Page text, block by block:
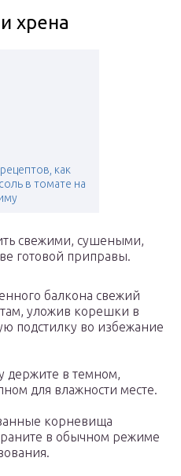
хрена
как
в томате на
свежими, сушеными,
готовой приправы.
балкона свежий
уложив корешки в
подстилку во избежание
держите в темном,
для влажности месте.
корневища
в обычном режиме